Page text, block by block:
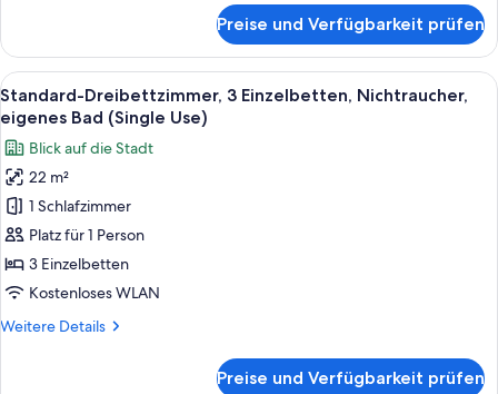
Dreibettzimmer,
3 Einzelbetten,
Nichtraucher,
eigenes
Bad
(for
2
guests)
Preise und Verfügbarkeit prüfen
Alle
Fotos
für
Standard-
Dreibettzimmer,
3 Einzelbetten,
Nichtraucher,
eigenes
Bad
Use)
Ein Hotelzimmer mit zwei Betten,
8
Standard-Dreibettzimmer, 3 Einzelbetten, Nichtraucher,
eigenes Bad (Single Use)
Blick auf die Stadt
22 m²
1 Schlafzimmer
Platz für 1 Person
3 Einzelbetten
Kostenloses WLAN
Weitere Details
Weitere
Preise und Verfügbarkeit prüfen